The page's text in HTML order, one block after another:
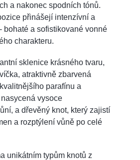
a nakonec spodních tónů.
přinášejí intenzívní a
bohaté a sofistikované vonné
charakteru.
sklenice krásného tvaru,
atraktivně zbarvená
parafínu a
vysoce
a dřevěný knot, který zajistí
a rozptýlení vůně po celé
unikátním typům knotů z